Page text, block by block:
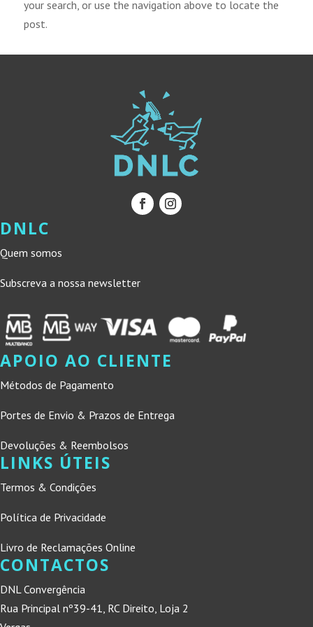
your search, or use the navigation above to locate the
post.
DNLC
Quem somos
Subscreva a nossa newsletter
APOIO AO CLIENTE
Métodos de Pagamento
Portes de Envio & Prazos de Entrega
Devoluções & Reembolsos
LINKS ÚTEIS
Termos & Condições
Política de Privacidade
Livro de Reclamações Online
CONTACTOS
DNL Convergência
Rua Principal nº39-41, RC Direito, Loja 2